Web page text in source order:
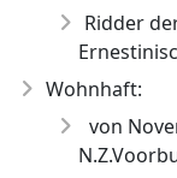
Ridder
Wohnhaft:
von